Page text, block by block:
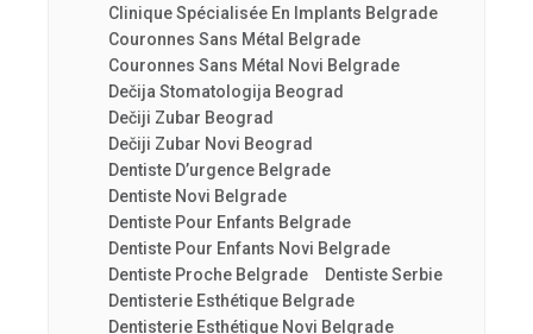
Clinique Spécialisée En Implants Belgrade
Couronnes Sans Métal Belgrade
Couronnes Sans Métal Novi Belgrade
Dečija Stomatologija Beograd
Dečiji Zubar Beograd
Dečiji Zubar Novi Beograd
Dentiste D’urgence Belgrade
Dentiste Novi Belgrade
Dentiste Pour Enfants Belgrade
Dentiste Pour Enfants Novi Belgrade
Dentiste Proche Belgrade
Dentiste Serbie
Dentisterie Esthétique Belgrade
Dentisterie Esthétique Novi Belgrade